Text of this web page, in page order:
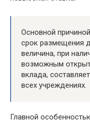
Основной
срок размещения
величина, при
возможным
вклада,
всех учреждениях.
Главной